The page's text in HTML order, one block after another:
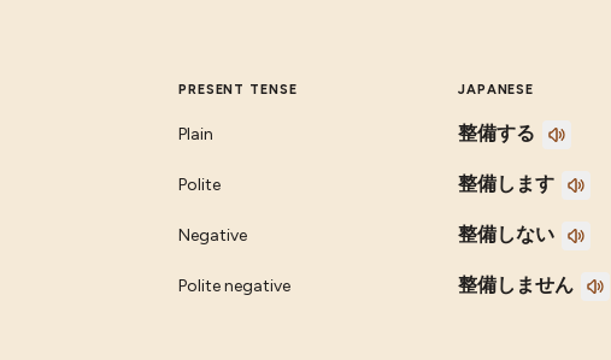
PRESENT TENSE JAPANESE
Plain 整備する
Polite 整備します
Negative 整備しない
Polite negative 整備しません